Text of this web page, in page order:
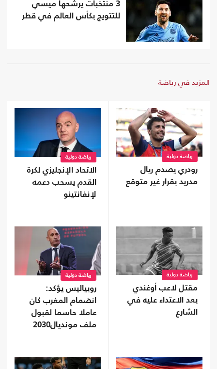
3 منتخبات يرشحها ميسي
للتتويج بكأس العالم في قطر
المزيد في رياضة
رياضة دولية
رودري يصدم ريال
مدريد بقرار غير متوقع
رياضة دولية
الاتحاد الإنجليزي لكرة
القدم يسحب دعمه
لإنفانتينو
رياضة دولية
مقتل لاعب أوغندي
بعد الاعتداء عليه في
الشارع
رياضة دولية
روبياليس يؤكد:
انضمام المغرب كان
عاملا حاسما لقبول
ملف مونديال2030